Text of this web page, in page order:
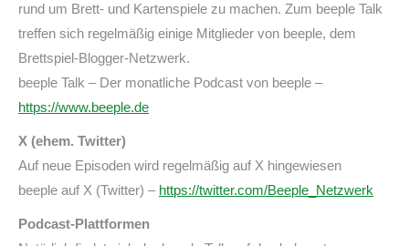
rund um Brett- und Kartenspiele zu machen. Zum beeple Talk
treffen sich regelmäßig einige Mitglieder von beeple, dem
Brettspiel-Blogger-Netzwerk.
beeple Talk – Der monatliche Podcast von beeple –
https://www.beeple.de
X (ehem. Twitter)
Auf neue Episoden wird regelmäßig auf X hingewiesen
beeple auf X (Twitter) – https://twitter.com/Beeple_Netzwerk
Podcast-Plattformen